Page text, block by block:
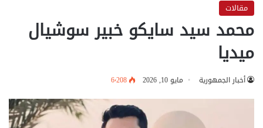
مقالات
محمد سيد سايكو خبير سوشيال
ميديا
أخبار الجمهورية مايو 10, 2026 6٬208